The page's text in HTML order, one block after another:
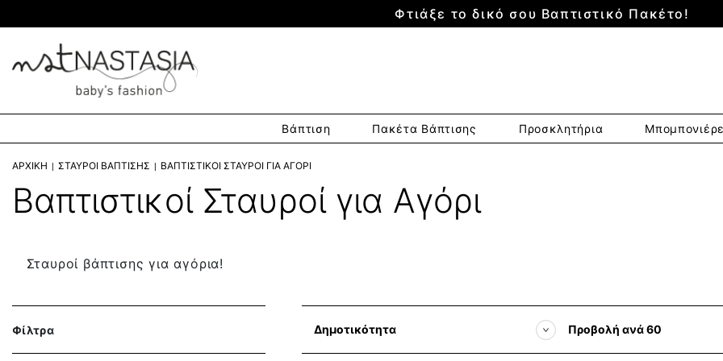
Φτιάξε το δικό σου Βαπτιστικό Πακέτο!
Βάπτιση Πακέτα Βάπτισης Προσκλητήρια
ΑΡΧΙΚΉ ΣΤΑΥΡΟΊ ΒΆΠΤΙΣΗΣ ΒΑΠΤΙΣΤΙΚΟΊ ΣΤΑΥΡΟΊ ΓΙΑ ΑΓΌΡΙ
Βαπτιστικοί Σταυροί για Αγόρι
Σταυροί βάπτισης για αγόρια!
Δημοτικότητα Προβολή ανά 60
Φίλτρα